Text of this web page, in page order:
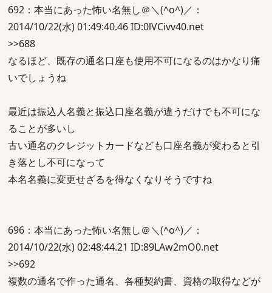
692：本当にあった怖い名無し＠＼(^o^)／：
2014/10/22(水) 01:49:40.46 ID:0lVCivv40.net
>>688
なるほど、既存の通名口座も使用不可になるのはかなり痛
いでしょうね
最近は振込人名義と振込口座名義が違うだけでも不可にな
ることが多いし
古い通名のクレジットカードなども口座名義が変わると引
き落とし不可になって
本名名義に変更せざるを得なくなりそうですね
696：本当にあった怖い名無し＠＼(^o^)／：
2014/10/22(水) 02:48:44.21 ID:89LAw2mO0.net
>>692
複数の通名で作った通名、各種契約書、資格の取得などが